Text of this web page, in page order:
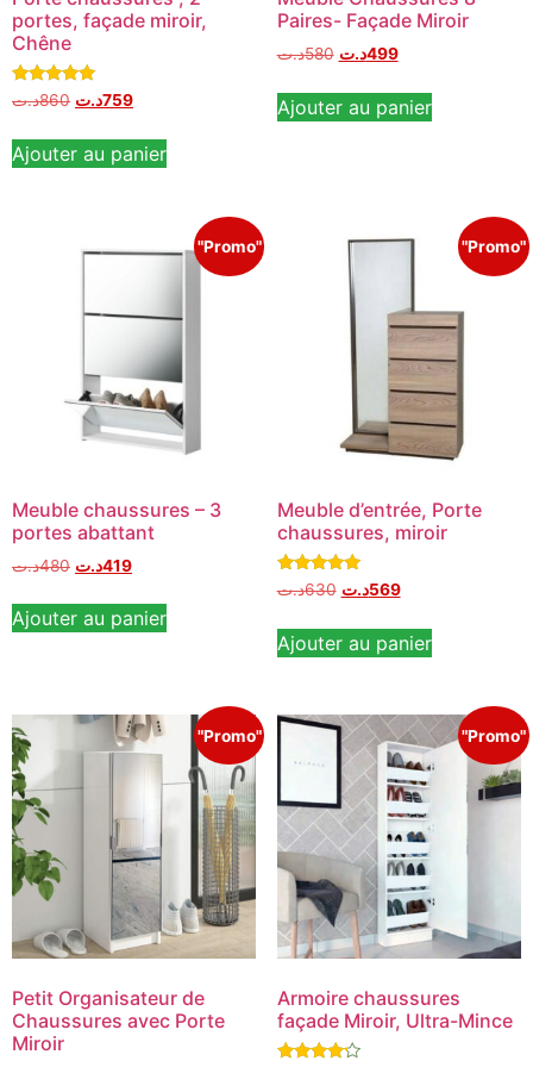
portes, façade miroir,
Chêne
Note
5.00
860د.ت 759د.ت
Ajouter au panier
Paires- Façade Miroir
580د.ت 499د.ت
Ajouter au panier
"Promo"
Meuble chaussures – 3
portes abattant
480د.ت 419د.ت
Ajouter au panier
"Promo"
Meuble d’entrée, Porte
chaussures, miroir
Note
5.00
630د.ت 569د.ت
Ajouter au panier
"Promo"
Petit Organisateur de
Chaussures avec Porte
Miroir
"Promo"
Armoire chaussures
façade Miroir, Ultra-Mince